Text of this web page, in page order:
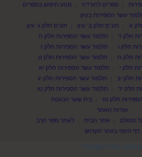
ספרים להורדה
מנוע חיפוש בספרים
עשר הספירות בעיון
א
תע"ס חלק ב' עיון
תע"ס חלק ג' עיון
חלק ד
תלמוד עשר הספירות חלק ה
חלק ו
תלמוד עשר הספירות חלק ז
חלק ח
תלמוד עשר הספירות חלק ט
חלק י
תלמוד עשר הספירות חלק יא
חלק יב
תלמוד עשר הספירות חלק יג
חלק יד
תלמוד עשר הספירות חלק טו
חלק טז
בית שער הכוונות
אודות האתר
הסולם אתר הבית
לאתר ספר הרב
דף היומי בזוהר הקדוש
Designed by Laisner